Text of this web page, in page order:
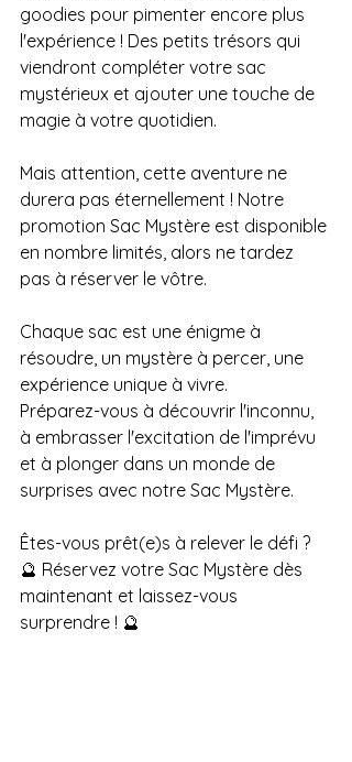
goodies pour pimenter encore plus
l'expérience ! Des petits trésors qui
viendront compléter votre sac
mystérieux et ajouter une touche de
magie à votre quotidien.
Mais attention, cette aventure ne
durera pas éternellement ! Notre
promotion Sac Mystère est disponible
en nombre limités, alors ne tardez
pas à réserver le vôtre.
Chaque sac est une énigme à
résoudre, un mystère à percer, une
expérience unique à vivre.
Préparez-vous à découvrir l'inconnu,
à embrasser l'excitation de l'imprévu
et à plonger dans un monde de
surprises avec notre Sac Mystère.
Êtes-vous prêt(e)s à relever le défi ?
🔮 Réservez votre Sac Mystère dès
maintenant et laissez-vous
surprendre ! 🔮